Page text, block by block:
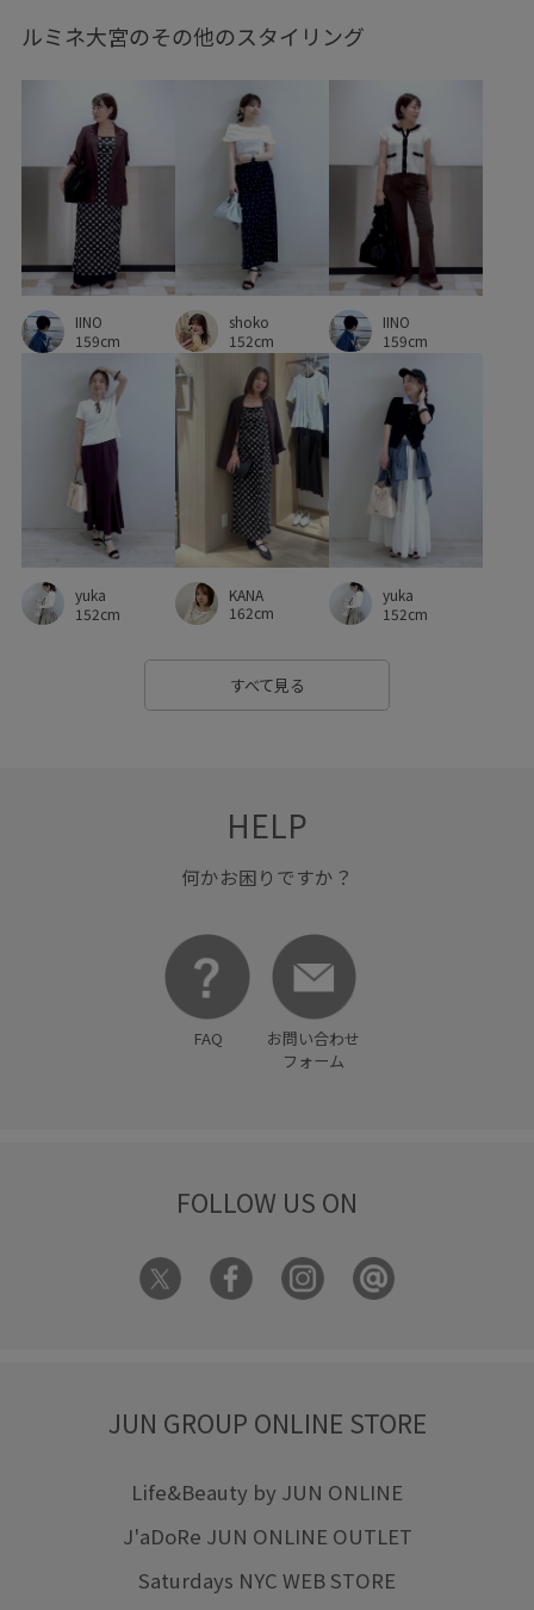
ルミネ大宮のその他のスタイリング
IINO
159cm
shoko
152cm
IINO
159cm
yuka
152cm
KANA
162cm
yuka
152cm
すべて見る
HELP
何かお困りですか？
FAQ
お問い合わせ
フォーム
FOLLOW US ON
JUN GROUP ONLINE STORE
Life&Beauty by JUN ONLINE
J'aDoRe JUN ONLINE OUTLET
Saturdays NYC WEB STORE